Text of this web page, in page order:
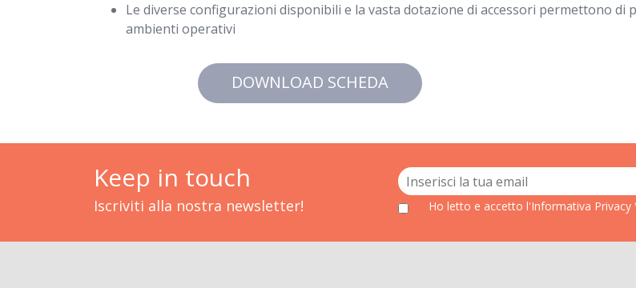
Le diverse configurazioni disponibili e la vasta dotazione di accessori permettono di
ambienti operativi
DOWNLOAD SCHEDA
Keep in touch
Iscriviti alla nostra newsletter! Ho letto e accetto l'Informativa Privacy